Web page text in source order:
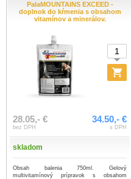
PalaMOUNTAINS EXCEED -
doplnok do kŕmenia s obsahom
vitamínov a minerálov.
28.05,- €
bez DPH
34.50,- €
s DPH
skladom
Obsah balenia 750ml. Gelový
multivitamínový prípravok s obsahom